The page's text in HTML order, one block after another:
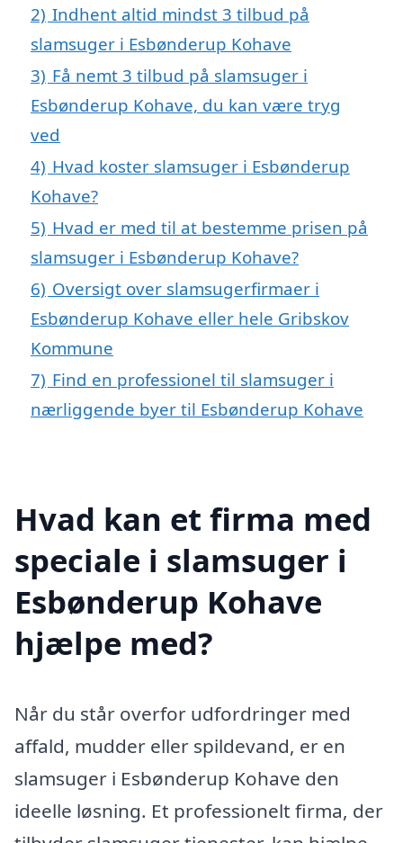
2) Indhent altid mindst 3 tilbud på
slamsuger i Esbønderup Kohave
3) Få nemt 3 tilbud på slamsuger i
Esbønderup Kohave, du kan være tryg
ved
4) Hvad koster slamsuger i Esbønderup
Kohave?
5) Hvad er med til at bestemme prisen på
slamsuger i Esbønderup Kohave?
6) Oversigt over slamsugerfirmaer i
Esbønderup Kohave eller hele Gribskov
Kommune
7) Find en professionel til slamsuger i
nærliggende byer til Esbønderup Kohave
Hvad kan et firma med
speciale i slamsuger i
Esbønderup Kohave
hjælpe med?
Når du står overfor udfordringer med
affald, mudder eller spildevand, er en
slamsuger i Esbønderup Kohave den
ideelle løsning. Et professionelt firma, der